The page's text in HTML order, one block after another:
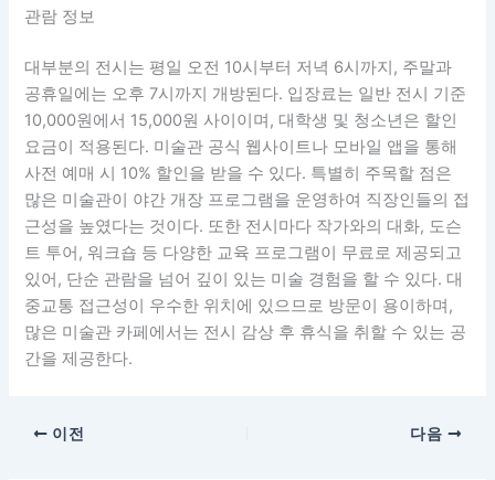
관람 정보
대부분의 전시는 평일 오전 10시부터 저녁 6시까지, 주말과
공휴일에는 오후 7시까지 개방된다. 입장료는 일반 전시 기준
10,000원에서 15,000원 사이이며, 대학생 및 청소년은 할인
요금이 적용된다. 미술관 공식 웹사이트나 모바일 앱을 통해
사전 예매 시 10% 할인을 받을 수 있다. 특별히 주목할 점은
많은 미술관이 야간 개장 프로그램을 운영하여 직장인들의 접
근성을 높였다는 것이다. 또한 전시마다 작가와의 대화, 도슨
트 투어, 워크숍 등 다양한 교육 프로그램이 무료로 제공되고
있어, 단순 관람을 넘어 깊이 있는 미술 경험을 할 수 있다. 대
중교통 접근성이 우수한 위치에 있으므로 방문이 용이하며,
많은 미술관 카페에서는 전시 감상 후 휴식을 취할 수 있는 공
간을 제공한다.
이전 다음